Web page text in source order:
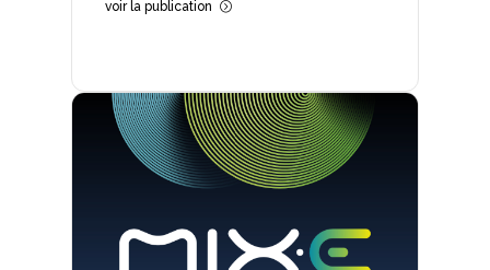
voir la publication =